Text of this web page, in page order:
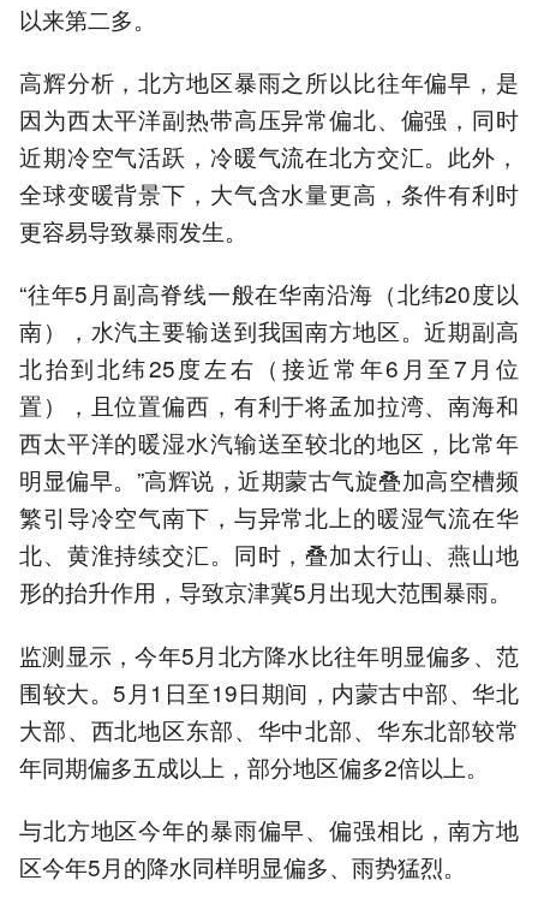
以来第二多。
高辉分析，北方地区暴雨之所以比往年偏早，是
因为西太平洋副热带高压异常偏北、偏强，同时
近期冷空气活跃，冷暖气流在北方交汇。此外，
全球变暖背景下，大气含水量更高，条件有利时
更容易导致暴雨发生。
“往年5月副高脊线一般在华南沿海（北纬20度以
南），水汽主要输送到我国南方地区。近期副高
北抬到北纬25度左右（接近常年6月至7月位
置），且位置偏西，有利于将孟加拉湾、南海和
西太平洋的暖湿水汽输送至较北的地区，比常年
明显偏早。”高辉说，近期蒙古气旋叠加高空槽频
繁引导冷空气南下，与异常北上的暖湿气流在华
北、黄淮持续交汇。同时，叠加太行山、燕山地
形的抬升作用，导致京津冀5月出现大范围暴雨。
监测显示，今年5月北方降水比往年明显偏多、范
围较大。5月1日至19日期间，内蒙古中部、华北
大部、西北地区东部、华中北部、华东北部较常
年同期偏多五成以上，部分地区偏多2倍以上。
与北方地区今年的暴雨偏早、偏强相比，南方地
区今年5月的降水同样明显偏多、雨势猛烈。